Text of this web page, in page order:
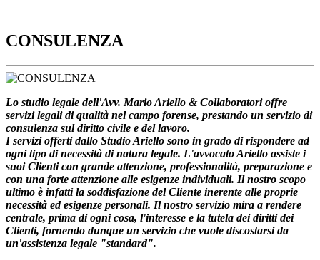
CONSULENZA
Lo studio legale dell'Avv. Mario Ariello & Collaboratori offre
servizi legali di qualità nel campo forense, prestando un servizio di
consulenza sul diritto civile e del lavoro.
I servizi offerti dallo Studio Ariello sono in grado di rispondere ad
ogni tipo di necessità di natura legale. L'avvocato Ariello assiste i
suoi Clienti con grande attenzione, professionalità, preparazione e
con una forte attenzione alle esigenze individuali. Il nostro scopo
ultimo è infatti la soddisfazione del Cliente inerente alle proprie
necessità ed esigenze personali. Il nostro servizio mira a rendere
centrale, prima di ogni cosa, l'interesse e la tutela dei diritti dei
Clienti, fornendo dunque un servizio che vuole discostarsi da
un'assistenza legale "standard".